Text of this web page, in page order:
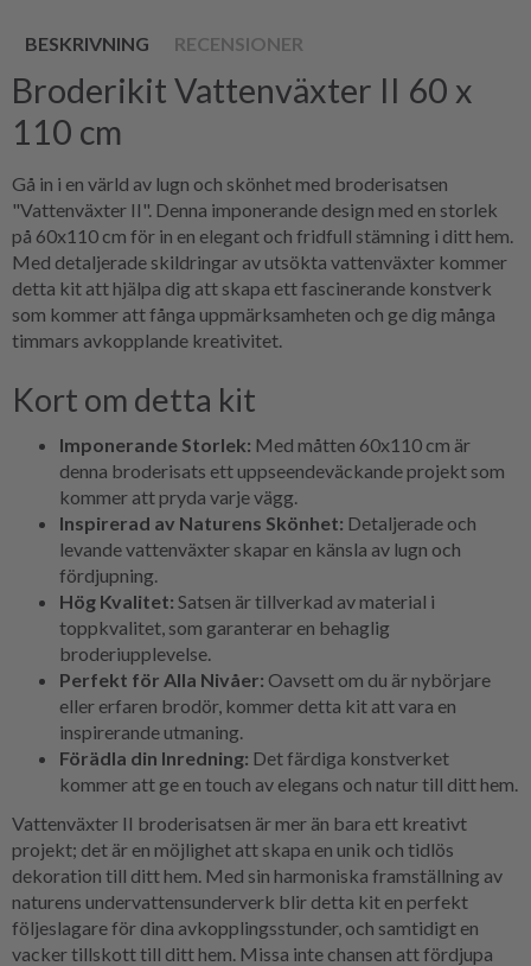
BESKRIVNING RECENSIONER
Broderikit Vattenväxter II 60 x
110 cm
Gå in i en värld av lugn och skönhet med broderisatsen
"Vattenväxter II". Denna imponerande design med en storlek
på 60x110 cm för in en elegant och fridfull stämning i ditt hem.
Med detaljerade skildringar av utsökta vattenväxter kommer
detta kit att hjälpa dig att skapa ett fascinerande konstverk
som kommer att fånga uppmärksamheten och ge dig många
timmars avkopplande kreativitet.
Kort om detta kit
Imponerande Storlek: Med måtten 60x110 cm är
denna broderisats ett uppseendeväckande projekt som
kommer att pryda varje vägg.
Inspirerad av Naturens Skönhet: Detaljerade och
levande vattenväxter skapar en känsla av lugn och
fördjupning.
Hög Kvalitet: Satsen är tillverkad av material i
toppkvalitet, som garanterar en behaglig
broderiupplevelse.
Perfekt för Alla Nivåer: Oavsett om du är nybörjare
eller erfaren brodör, kommer detta kit att vara en
inspirerande utmaning.
Förädla din Inredning: Det färdiga konstverket
kommer att ge en touch av elegans och natur till ditt hem.
Vattenväxter II broderisatsen är mer än bara ett kreativt
projekt; det är en möjlighet att skapa en unik och tidlös
dekoration till ditt hem. Med sin harmoniska framställning av
naturens undervattensunderverk blir detta kit en perfekt
följeslagare för dina avkopplingsstunder, och samtidigt en
vacker tillskott till ditt hem. Missa inte chansen att fördjupa